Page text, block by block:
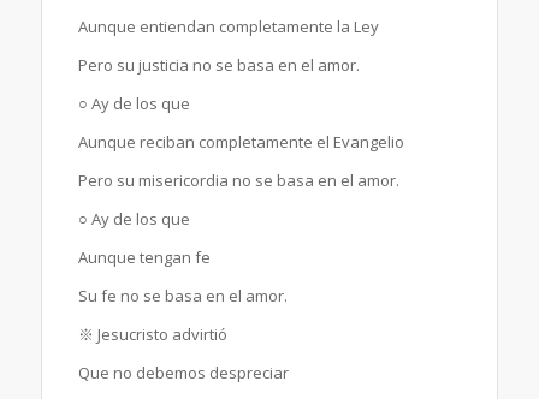
Aunque entiendan completamente la Ley
Pero su justicia no se basa en el amor.
○ Ay de los que
Aunque reciban completamente el Evangelio
Pero su misericordia no se basa en el amor.
○ Ay de los que
Aunque tengan fe
Su fe no se basa en el amor.
※ Jesucristo advirtió
Que no debemos despreciar